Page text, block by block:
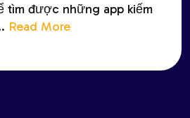
tìm được những app kiếm
Read More